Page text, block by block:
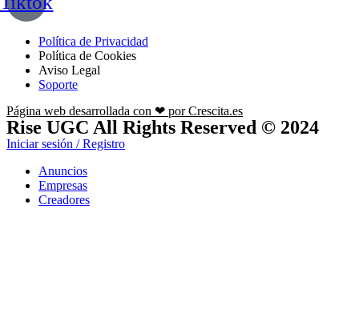
Política de Privacidad
Política de Cookies
Aviso Legal
Soporte
Página web desarrollada con ❤ por Crescita.es
Rise UGC All Rights Reserved © 2024
Iniciar sesión / Registro
Anuncios
Empresas
Creadores